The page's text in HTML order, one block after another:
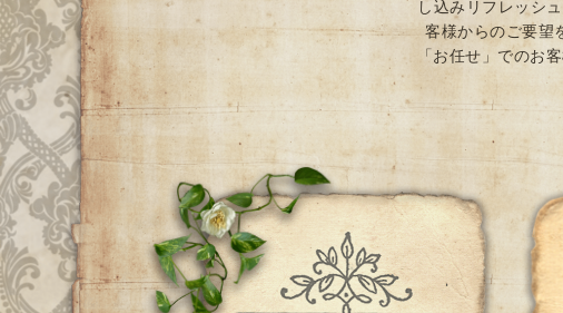
し込みリフレッシ
客様からのご要望
「お任せ」でのお